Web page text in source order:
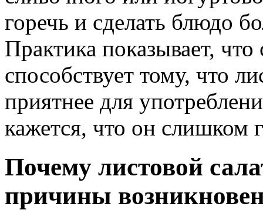
горечь и сделать блюдо
Практика показывает,
способствует тому, что
приятнее для
кажется, что он слишком
Почему листовой
причины